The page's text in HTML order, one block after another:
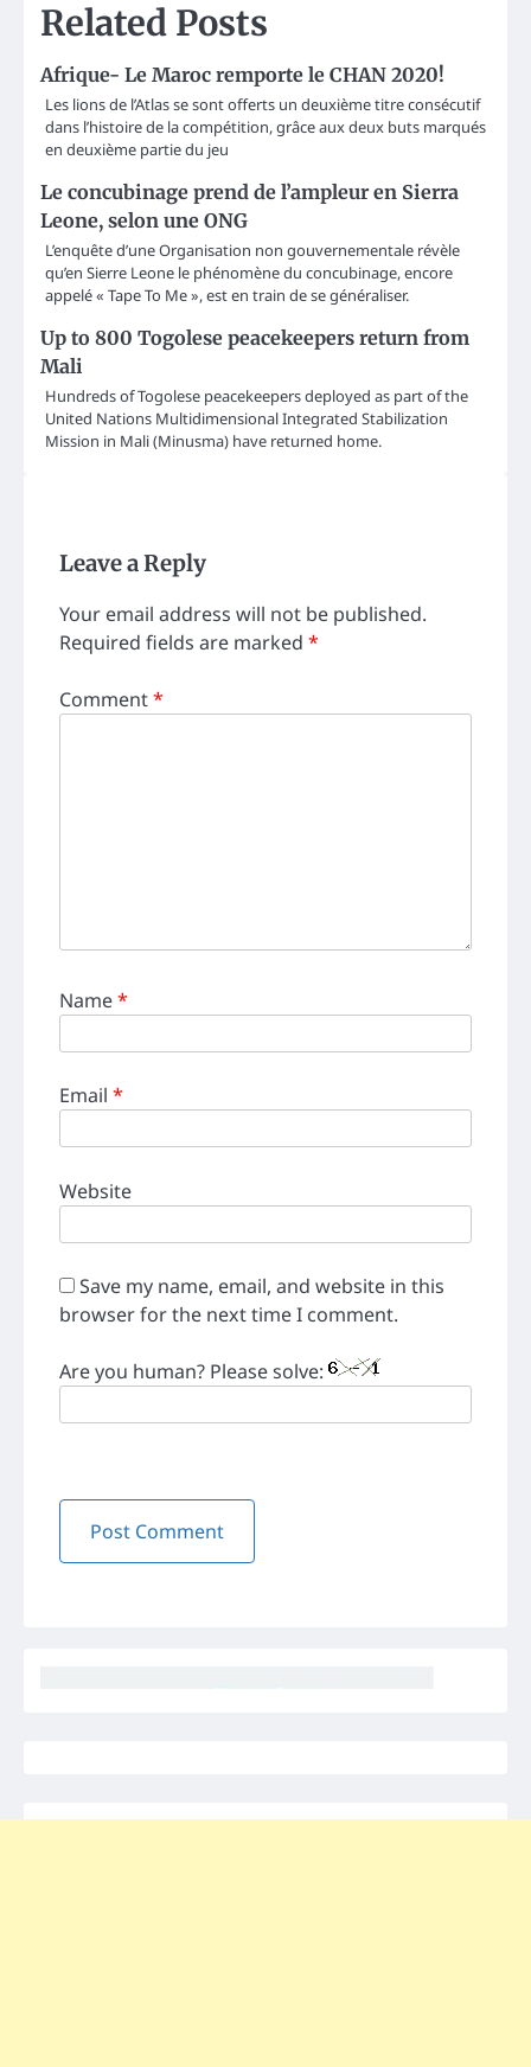
Related Posts
Afrique- Le Maroc remporte le CHAN 2020!
Les lions de l’Atlas se sont offerts un deuxième titre consécutif
dans l’histoire de la compétition, grâce aux deux buts marqués
en deuxième partie du jeu
Le concubinage prend de l’ampleur en Sierra
Leone, selon une ONG
L’enquête d’une Organisation non gouvernementale révèle
qu’en Sierre Leone le phénomène du concubinage, encore
appelé « Tape To Me », est en train de se généraliser.
Up to 800 Togolese peacekeepers return from
Mali
Hundreds of Togolese peacekeepers deployed as part of the
United Nations Multidimensional Integrated Stabilization
Mission in Mali (Minusma) have returned home.
Leave a Reply
Your email address will not be published.
Required fields are marked *
Comment*
Name*
Email *
Website
Save my name, email, and website in this
browser for the next time I comment.
Are you human? Please solve: